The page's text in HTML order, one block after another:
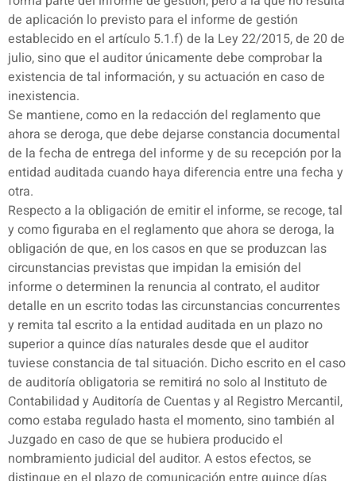
de aplicación lo previsto para el informe de gestión
establecido en el artículo 5.1.f) de la Ley 22/2015, de 20 de
julio, sino que el auditor únicamente debe comprobar la
existencia de tal información, y su actuación en caso de
inexistencia.
Se mantiene, como en la redacción del reglamento que
ahora se deroga, que debe dejarse constancia documental
de la fecha de entrega del informe y de su recepción por la
entidad auditada cuando haya diferencia entre una fecha y
otra.
Respecto a la obligación de emitir el informe, se recoge, tal
y como figuraba en el reglamento que ahora se deroga, la
obligación de que, en los casos en que se produzcan las
circunstancias previstas que impidan la emisión del
informe o determinen la renuncia al contrato, el auditor
detalle en un escrito todas las circunstancias concurrentes
y remita tal escrito a la entidad auditada en un plazo no
superior a quince días naturales desde que el auditor
tuviese constancia de tal situación. Dicho escrito en el caso
de auditoría obligatoria se remitirá no solo al Instituto de
Contabilidad y Auditoría de Cuentas y al Registro Mercantil,
como estaba regulado hasta el momento, sino también al
Juzgado en caso de que se hubiera producido el
nombramiento judicial del auditor. A estos efectos, se